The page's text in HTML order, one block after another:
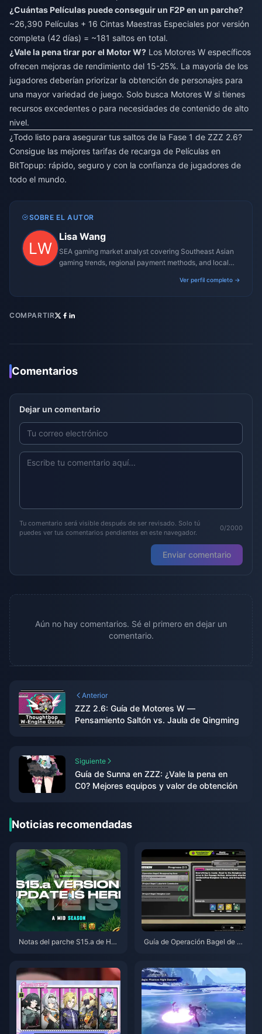
¿Cuántas Películas puede conseguir un F2P en un parche?
~26,390 Películas + 16 Cintas Maestras Especiales por versión
completa (42 días) = ~181 saltos en total.
¿Vale la pena tirar por el Motor W? Los Motores W específicos
ofrecen mejoras de rendimiento del 15-25%. La mayoría de los
jugadores deberían priorizar la obtención de personajes para
una mayor variedad de juego. Solo busca Motores W si tienes
recursos excedentes o para necesidades de contenido de alto
nivel.
¿Todo listo para asegurar tus saltos de la Fase 1 de ZZZ 2.6?
Consigue las mejores tarifas de recarga de Películas en
BitTopup: rápido, seguro y con la confianza de jugadores de
todo el mundo.
SOBRE EL AUTOR
Lisa Wang
SEA gaming market analyst covering Southeast Asian
gaming trends, regional payment methods, and local
Ver perfil completo →
COMPARTIR
Comentarios
Dejar un comentario
Tu comentario será visible después de ser revisado. Solo tú
puedes ver tus comentarios pendientes en este navegador.
0/2000
Enviar comentario
Aún no hay comentarios. Sé el primero en dejar un
comentario.
Anterior
ZZZ 2.6: Guía de Motores W —
Pensamiento Saltón vs. Jaula de Qingming
Siguiente
Guía de Sunna en ZZZ: ¿Vale la pena en
C0? Mejores equipos y valor de obtención
Noticias recomendadas
Notas del parche S15.a de Hon
Guía de Operación Bagel de Ze